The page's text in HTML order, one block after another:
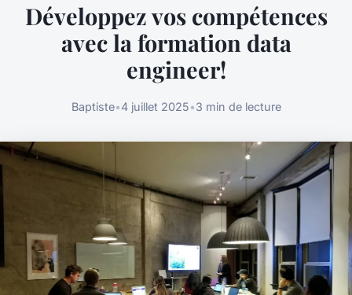
Développez vos compétences
avec la formation data
engineer!
Baptiste•4 juillet 2025•3 min de lecture